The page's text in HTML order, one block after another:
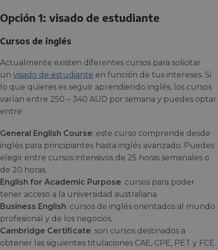
Opción 1: visado de estudiante
Cursos de inglés
Actualmente existen diferentes cursos para solicitar
un visado de estudiante en función de tus intereses. Si
lo que quieres es seguir aprendiendo inglés, los cursos
varían entre 250 – 340 AUD por semana y puedes optar
entre:
General English Course: este curso comprende desde
inglés para principiantes hasta inglés avanzado. Puedes
elegir entre cursos intensivos de 25 horas semanales o
de 20 horas.
English for Academic Purpose: cursos para poder
tener acceso a la universidad australiana.
Business English: cursos de inglés orientados al mundo
profesional y de los negocios.
Cambridge Certificate: son cursos destinados a
obtener las siguientes titulaciones CAE, CPE, PET y FCE.